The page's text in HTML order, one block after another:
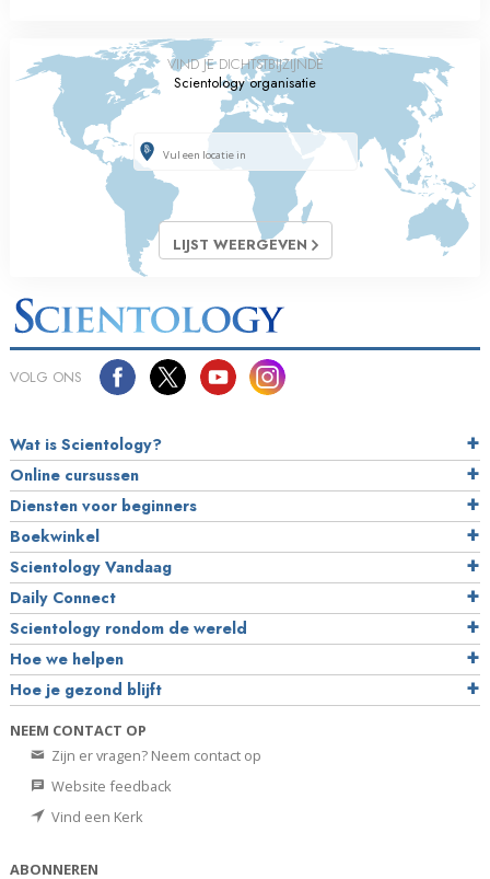
VIND JE DICHTSTBIJZIJNDE
Scientology organisatie
LIJST WEERGEVEN
VOLG ONS
Wat is Scientology?
Online cursussen
Diensten voor beginners
Boekwinkel
Scientology Vandaag
Daily Connect
Scientology rondom de wereld
Hoe we helpen
Hoe je gezond blijft
NEEM CONTACT OP
Zijn er vragen? Neem contact op
Website feedback
Vind een Kerk
ABONNEREN